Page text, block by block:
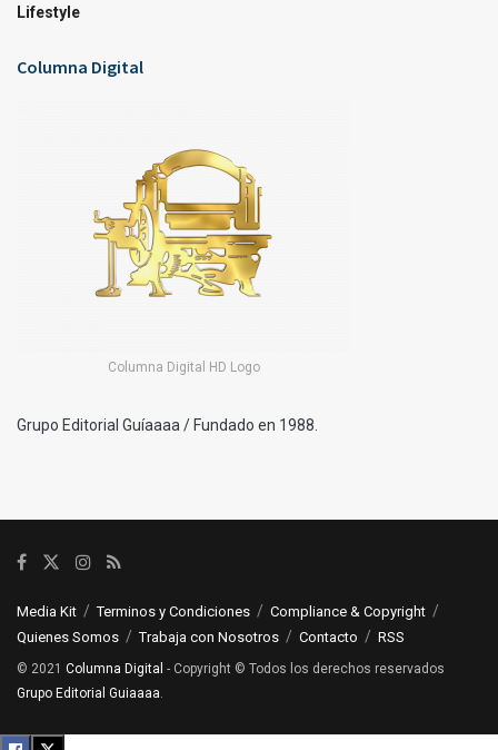
Lifestyle
Columna Digital
Columna Digital HD Logo
Grupo Editorial Guíaaaa / Fundado en 1988.
Media Kit Terminos y Condiciones
Compliance & Copyright
Quienes Somos
Trabaja con Nosotros Contacto RSS
© 2021 Columna Digital - Copyright © Todos los derechos reservados
Grupo Editorial Guiaaaa